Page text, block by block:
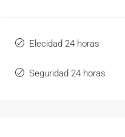
Elecidad 24 horas
Seguridad 24 horas